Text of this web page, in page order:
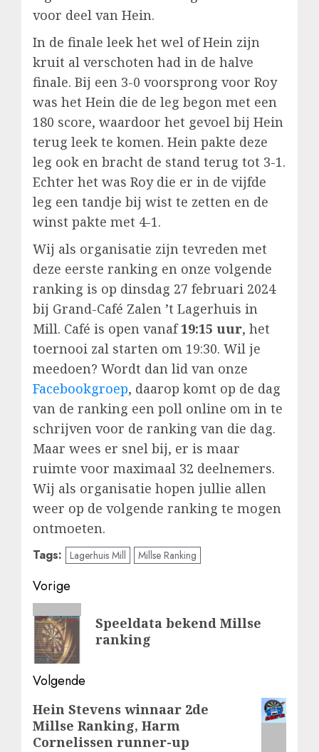
voor deel van Hein.
In de finale leek het wel of Hein zijn
kruit al verschoten had in de halve
finale. Bij een 3-0 voorsprong voor Roy
was het Hein die de leg begon met een
180 score, waardoor het gevoel bij Hein
terug leek te komen. Hein pakte deze
leg ook en bracht de stand terug tot 3-1.
Echter het was Roy die er in de vijfde
leg een tandje bij wist te zetten en de
winst pakte met 4-1.
Wij als organisatie zijn tevreden met
deze eerste ranking en onze volgende
ranking is op dinsdag 27 februari 2024
bij Grand-Café Zalen ’t Lagerhuis in
Mill. Café is open vanaf19:15 uur, het
toernooi zal starten om 19:30. Wil je
meedoen? Wordt dan lid van onze
Facebookgroep, daarop komt op de dag
van de ranking een poll online om in te
schrijven voor de ranking van die dag.
Maar wees er snel bij, er is maar
ruimte voor maximaal 32 deelnemers.
Wij als organisatie hopen jullie allen
weer op de volgende ranking te mogen
ontmoeten.
Tags: Lagerhuis Mill Millse Ranking
Bericht
navigatie
Vorige
Vorig
bericht:
Speeldata bekend Millse
ranking
Volgende
Volgende
bericht:
Hein Stevens winnaar 2de
Millse Ranking, Harm
Cornelissen runner-up